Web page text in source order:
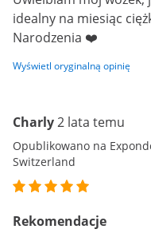
idealny na miesiąc
Narodzenia ❤️
Wyświetl oryginalną opinię
Charly2 lata temu
Opublikowano na
Switzerland
Rekomendacje